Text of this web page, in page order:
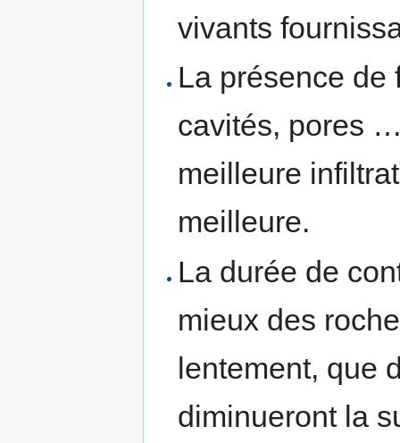
vivants
La présence
cavités, pores
meilleure
meilleure.
La durée de
mieux des
lentement, que
diminueront la